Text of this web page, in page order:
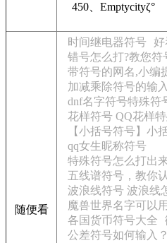
450、Emptycityζ°
随便看
时间继电器符号 好
错号怎么打?教您符
带符号的网名,小编
加减乘除符号的输
dnf名字符号特殊符
花样符号 QQ花样
【小括号符号】小
qq女生昵称符号
特殊符号怎么打出
五线谱符号，教你
波浪线符号 波浪线
魔兽世界名字可以
各国货币符号大全
公差符号如何输入？